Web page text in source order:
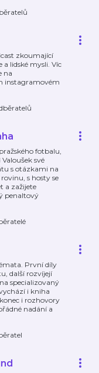
zkoumající
lidské mysli. Víc
na
instagramovém
fotbalu,
své
s otázkami na
s hosty se
a zažijete
penaltový
První díly
další rozvíjejí
specializovaný
i kniha
i rozhovory
nadání a